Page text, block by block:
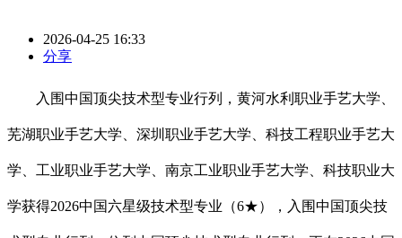
2026-04-25 16:33
分享
入围中国顶尖技术型专业行列，黄河水利职业手艺大学、
芜湖职业手艺大学、深圳职业手艺大学、科技工程职业手艺大
学、工业职业手艺大学、南京工业职业手艺大学、科技职业大
学获得2026中国六星级技术型专业（6★），入围中国顶尖技